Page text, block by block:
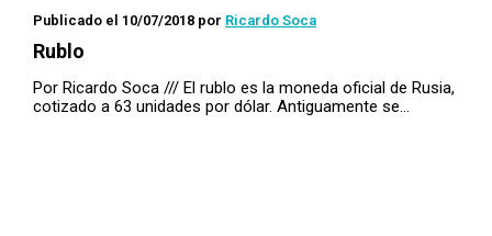
Publicado el 10/07/2018 por Ricardo Soca
Rublo
Por Ricardo Soca /// El rublo es la moneda oficial de Rusia,
cotizado a 63 unidades por dólar. Antiguamente se…